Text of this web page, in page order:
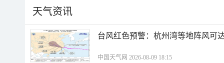
天气资讯
台风红色预警：杭州湾等地阵风可
中国天气网 2026-08-09 18:15